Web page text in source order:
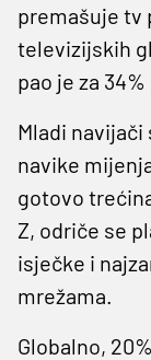
premašuje tv
televizijskih
pao je za
Mladi
navike
gotovo
Z, odriče se
isječke i
mrežama.
Globalno,